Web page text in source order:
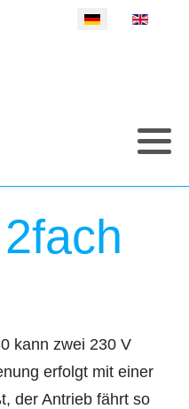
Sprache auswählen
kann zwei 230 V
erfolgt mit einer
der Antrieb fährt so